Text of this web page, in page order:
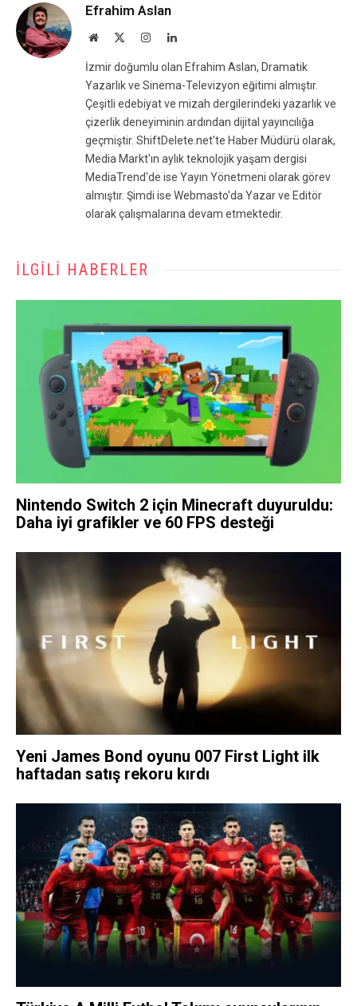
Efrahim Aslan
Website InstagramLinkedIn
İzmir doğumlu olan Efrahim Aslan, Dramatik
Yazarlık ve Sinema-Televizyon eğitimi almıştır.
Çeşitli edebiyat ve mizah dergilerindeki yazarlık ve
çizerlik deneyiminin ardından dijital yayıncılığa
geçmiştir. ShiftDelete.net'te Haber Müdürü olarak,
Media Markt'ın aylık teknolojik yaşam dergisi
MediaTrend'de ise Yayın Yönetmeni olarak görev
almıştır. Şimdi ise Webmasto'da Yazar ve Editör
olarak çalışmalarına devam etmektedir.
İLGILI HABERLER
Nintendo Switch 2 için Minecraft duyuruldu:
Daha iyi grafikler ve 60 FPS desteği
Yeni James Bond oyunu 007 First Light ilk
haftadan satış rekoru kırdı